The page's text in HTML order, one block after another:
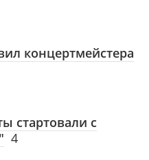
концертмейстера
стартовали с
4